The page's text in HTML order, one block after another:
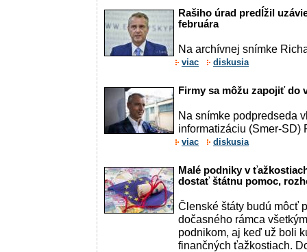
Rašiho úrad predĺžil
februára
Na archívnej snímke
viac diskusia
Firmy sa môžu zapojiť do
Na snímke podpredseda
informatizáciu (Smer-SD)
viac diskusia
Malé podniky v
dostať štátnu pomoc,
Členské štáty budú môcť
dočasného rámca
podnikom, aj keď už boli
finančných ťažkostiach.